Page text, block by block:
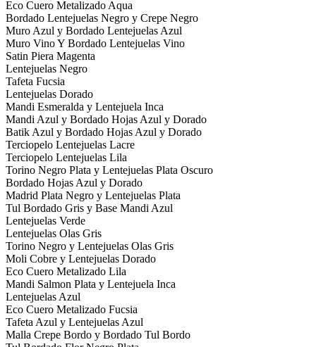
Eco Cuero Metalizado Aqua
Bordado Lentejuelas Negro y Crepe Negro
Muro Azul y Bordado Lentejuelas Azul
Muro Vino Y Bordado Lentejuelas Vino
Satin Piera Magenta
Lentejuelas Negro
Tafeta Fucsia
Lentejuelas Dorado
Mandi Esmeralda y Lentejuela Inca
Mandi Azul y Bordado Hojas Azul y Dorado
Batik Azul y Bordado Hojas Azul y Dorado
Terciopelo Lentejuelas Lacre
Terciopelo Lentejuelas Lila
Torino Negro Plata y Lentejuelas Plata Oscuro
Bordado Hojas Azul y Dorado
Madrid Plata Negro y Lentejuelas Plata
Tul Bordado Gris y Base Mandi Azul
Lentejuelas Verde
Lentejuelas Olas Gris
Torino Negro y Lentejuelas Olas Gris
Moli Cobre y Lentejuelas Dorado
Eco Cuero Metalizado Lila
Mandi Salmon Plata y Lentejuela Inca
Lentejuelas Azul
Eco Cuero Metalizado Fucsia
Tafeta Azul y Lentejuelas Azul
Malla Crepe Bordo y Bordado Tul Bordo